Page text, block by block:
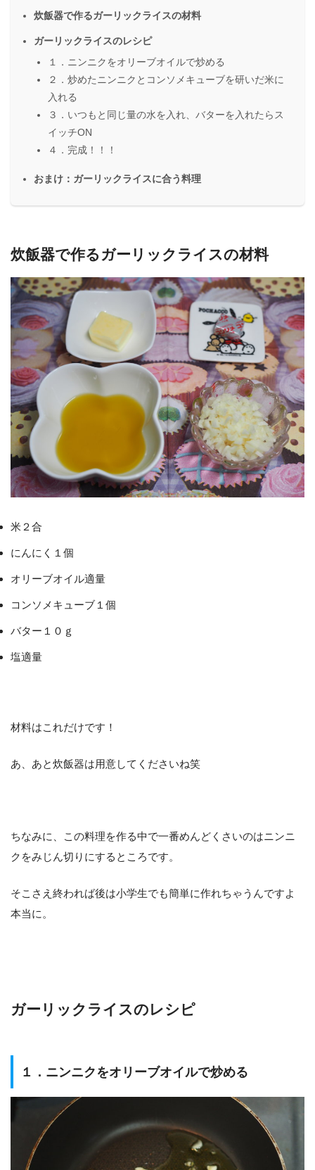
炊飯器で作るガーリックライスの材料
ガーリックライスのレシピ
１．ニンニクをオリーブオイルで炒める
２．炒めたニンニクとコンソメキューブを研いだ米に
入れる
３．いつもと同じ量の水を入れ、バターを入れたらス
イッチON
４．完成！！！
おまけ：ガーリックライスに合う料理
炊飯器で作るガーリックライスの材料
米２合
にんにく１個
オリーブオイル適量
コンソメキューブ１個
バター１０ｇ
塩適量
材料はこれだけです！
あ、あと炊飯器は用意してくださいね笑
ちなみに、この料理を作る中で一番めんどくさいのはニンニ
クをみじん切りにするところです。
そこさえ終われば後は小学生でも簡単に作れちゃうんですよ
本当に。
ガーリックライスのレシピ
１．ニンニクをオリーブオイルで炒める